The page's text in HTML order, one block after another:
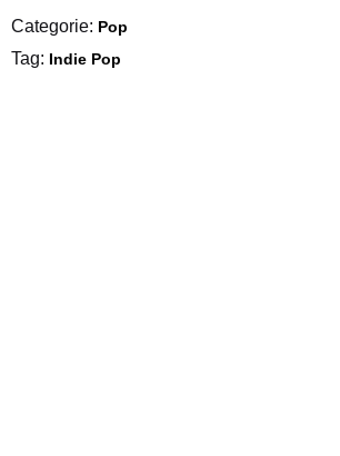
Categorie: Pop
Tag: Indie Pop